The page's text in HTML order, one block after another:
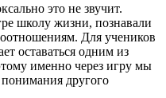
–
дело
серьезное
это не звучит.
школу жизни, познавали
Для учеников
оставаться одним из
именно через игру мы
другого